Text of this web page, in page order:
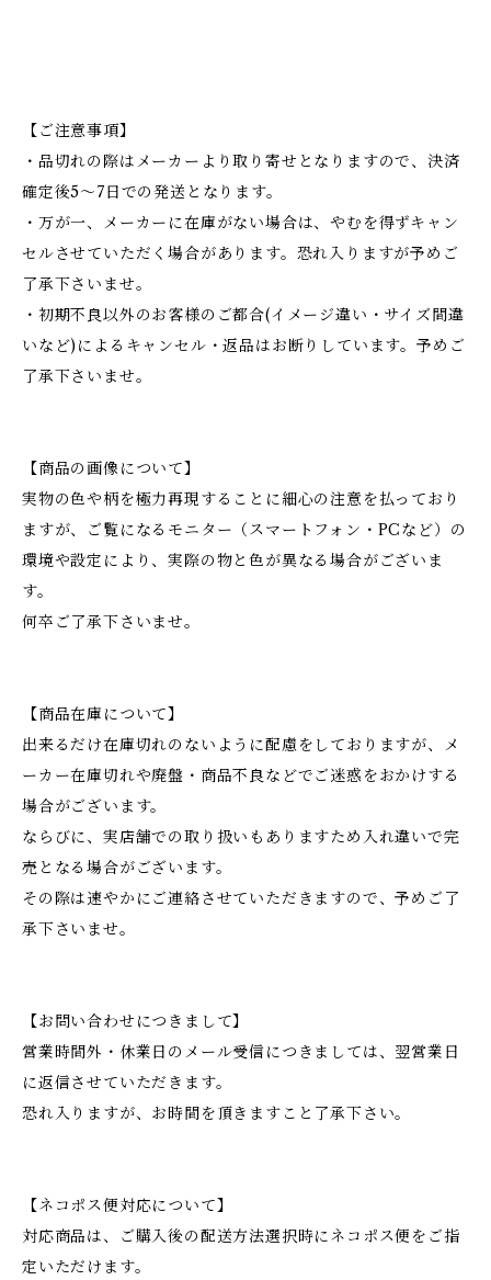
【ご注意事項】
・品切れの際はメーカーより取り寄せとなりますので、決済
確定後5～7日での発送となります。
・万が一、メーカーに在庫がない場合は、やむを得ずキャン
セルさせていただく場合があります。恐れ入りますが予めご
了承下さいませ。
・初期不良以外のお客様のご都合(イメージ違い・サイズ間違
いなど)によるキャンセル・返品はお断りしています。予めご
了承下さいませ。
【商品の画像について】
実物の色や柄を極力再現することに細心の注意を払っており
ますが、ご覧になるモニター（スマートフォン・PCなど）の
環境や設定により、実際の物と色が異なる場合がございま
す。
何卒ご了承下さいませ。
【商品在庫について】
出来るだけ在庫切れのないように配慮をしておりますが、メ
ーカー在庫切れや廃盤・商品不良などでご迷惑をおかけする
場合がございます。
ならびに、実店舗での取り扱いもありますため入れ違いで完
売となる場合がございます。
その際は速やかにご連絡させていただきますので、予めご了
承下さいませ。
【お問い合わせにつきまして】
営業時間外・休業日のメール受信につきましては、翌営業日
に返信させていただきます。
恐れ入りますが、お時間を頂きますこと了承下さい。
【ネコポス便対応について】
対応商品は、ご購入後の配送方法選択時にネコポス便をご指
定いただけます。